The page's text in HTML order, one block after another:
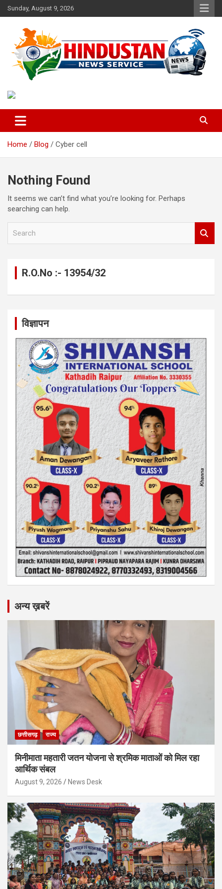
Skip
to
Sunday, August 9, 2026
Hindustan News Service
Home Blog Cyber ​​cell
Nothing Found
It seems we can’t find what you’re looking for. Perhaps
searching can help.
R.O.No :- 13954/32
विज्ञापन
अन्य ख़बरें
छत्तीसगढ़ राज्य
मिनीमाता महतारी जतन योजना से श्रमिक माताओं को मिल रहा
आर्थिक संबल
August 9, 2026 News Desk